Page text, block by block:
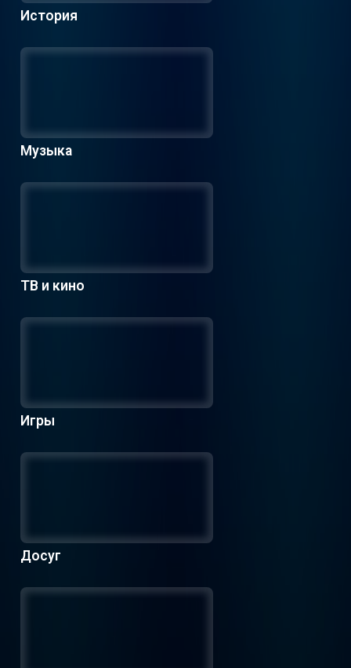
История
Музыка
ТВ и кино
Игры
Досуг